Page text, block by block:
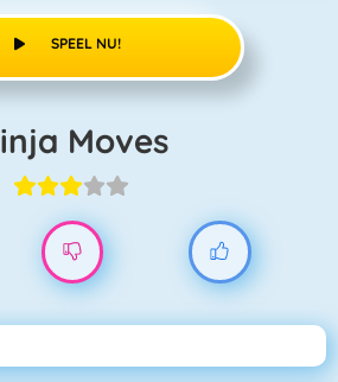
SPEEL NU!
Ninja Moves